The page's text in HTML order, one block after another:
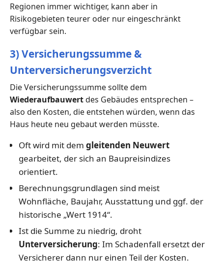
Regionen immer wichtiger, kann aber in
Risikogebieten teurer oder nur eingeschränkt
verfügbar sein.
3) Versicherungssumme &
Unterversicherungsverzicht
Die Versicherungssumme sollte dem
Wiederaufbauwertdes Gebäudes entsprechen –
also den Kosten, die entstehen würden, wenn das
Haus heute neu gebaut werden müsste.
Oft wird mit dem gleitenden Neuwert
gearbeitet, der sich an Baupreisindizes
orientiert.
Berechnungsgrundlagen sind meist
Wohnfläche, Baujahr, Ausstattung und ggf. der
historische „Wert 1914“.
Ist die Summe zu niedrig, droht
Unterversicherung: Im Schadenfall ersetzt der
Versicherer dann nur einen Teil der Kosten.